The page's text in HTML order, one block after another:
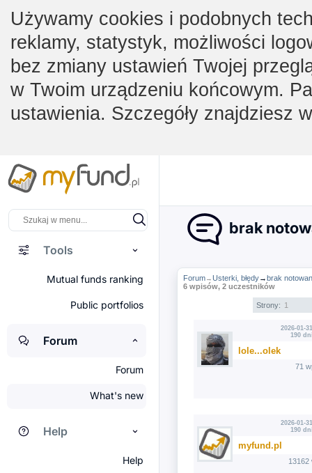
Używamy cookies i podobnych
reklamy, statystyk, możliwości
bez zmiany ustawień Twojej
w Twoim urządzeniu końcowym.
ustawienia. Szczegóły znajdziesz
Tools
Mutual funds ranking
Public portfolios
Forum
Forum
What's new
Help
Help
brak
Forum→Usterki, błędy→brak
6 wpisów, 2 uczestników
Strony: 1
2026-01-
190
lole...olek
71
2026-01-
190
myfund.pl
13162